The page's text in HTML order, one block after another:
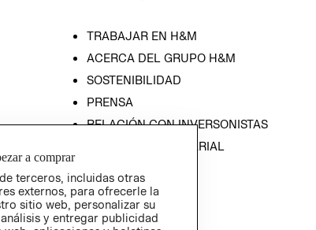
TRABAJAR EN H&M
ACERCA DEL GRUPO H&M
SOSTENIBILIDAD
PRENSA
RELACIÓN CON INVERSONISTAS
POLÍTICA EMPRESARIAL
a comprar
terceros, incluidas otras
externos, para ofrecerle la
sitio web, personalizar su
y entregar publicidad